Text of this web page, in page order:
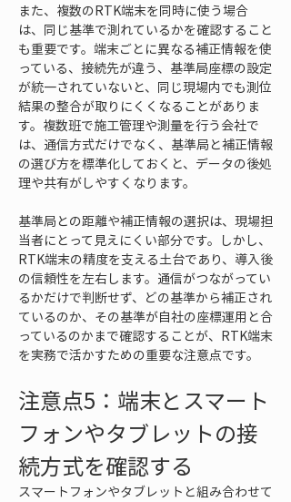
また、複数のRTK端末を同時に使う場合
は、同じ基準で測れているかを確認すること
も重要です。端末ごとに異なる補正情報を使
っている、接続先が違う、基準局座標の設定
が統一されていないと、同じ現場内でも測位
結果の整合が取りにくくなることがありま
す。複数班で施工管理や測量を行う会社で
は、通信方式だけでなく、基準局と補正情報
の選び方を標準化しておくと、データの後処
理や共有がしやすくなります。
基準局との距離や補正情報の選択は、現場担
当者にとって見えにくい部分です。しかし、
RTK端末の精度を支える土台であり、導入後
の信頼性を左右します。通信がつながってい
るかだけで判断せず、どの基準から補正され
ているのか、その基準が自社の座標運用と合
っているのかまで確認することが、RTK端末
を実務で活かすための重要な注意点です。
注意点5：端末とスマート
フォンやタブレットの接
続方式を確認する
スマートフォンやタブレットと組み合わせて